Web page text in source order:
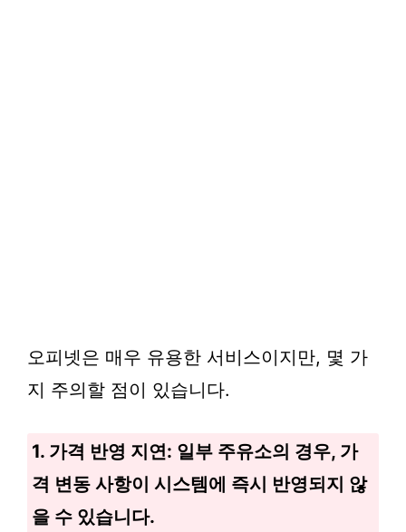
오피넷은 매우 유용한 서비스이지만, 몇 가
지 주의할 점이 있습니다.
1. 가격 반영 지연: 일부 주유소의 경우, 가
격 변동 사항이 시스템에 즉시 반영되지 않
을 수 있습니다.